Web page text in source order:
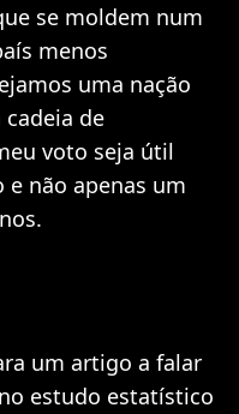
se moldem num
menos
uma nação
de
voto seja útil
e não apenas um
um artigo a falar
estudo estatístico